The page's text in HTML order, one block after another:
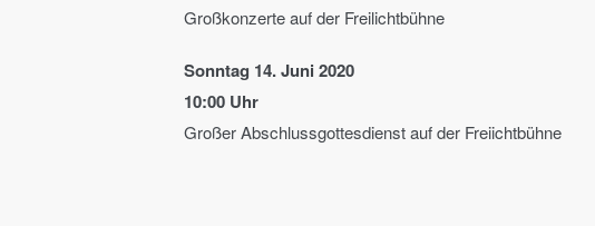
Großkonzerte auf der Freilichtbühne
Sonntag 14. Juni 2020
10:00 Uhr
Großer Abschlussgottesdienst auf der Freiichtbühne